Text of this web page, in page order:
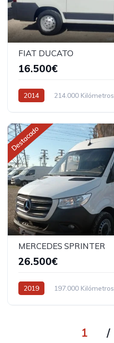
FIAT DUCATO
16.500€
2014 214.000 Kilómetros
Destacado
MERCEDES SPRINTER
26.500€
2019 197.000 Kilómetros
1 /